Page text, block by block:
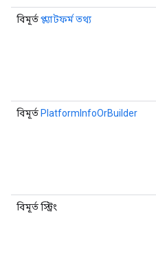
বিমূর্তপ্ল্যাটফর্ম তথ্য
বিমূর্ত PlatformInfoOrBuilder
বিমূর্ত স্ট্রিং